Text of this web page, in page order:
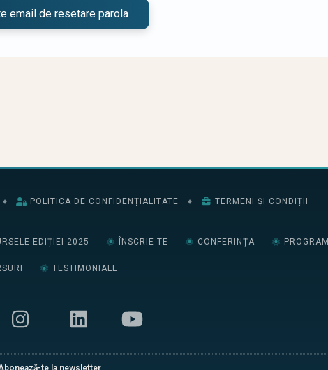
email de resetare parola
♦ POLITICA DE CONFIDENȚIALITATE ♦ TERMENI ȘI CONDIȚII
EDIȚIEI 2025 ÎNSCRIE-TE CONFERINȚA PROGRAM
TESTIMONIALE